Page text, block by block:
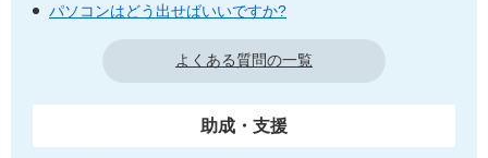
パソコンはどう出せばいいですか?
よくある質問の一覧
助成・支援